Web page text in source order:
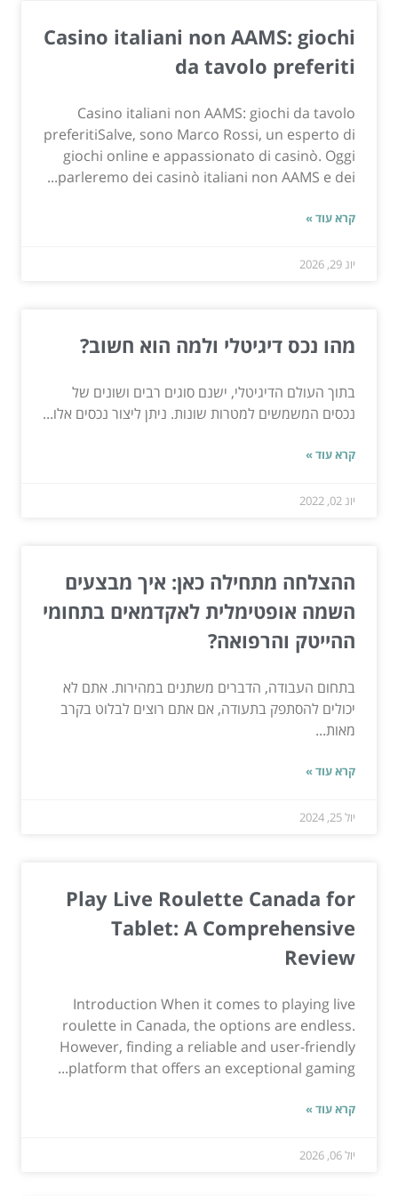
Casino italiani non AAMS: giochi
da tavolo preferiti
Casino italiani non AAMS: giochi da tavolo
preferitiSalve, sono Marco Rossi, un esperto di
giochi online e appassionato di casinò. Oggi
parleremo dei casinò italiani non AAMS e dei...
קרא עוד »
יונ 29, 2026
מהו נכס דיגיטלי ולמה הוא חשוב?
בתוך העולם הדיגיטלי, ישנם סוגים רבים ושונים של
נכסים המשמשים למטרות שונות. ניתן ליצור נכסים אלו...
קרא עוד »
יונ 02, 2022
ההצלחה מתחילה כאן: איך מבצעים
השמה אופטימלית לאקדמאים בתחומי
ההייטק והרפואה?
בתחום העבודה, הדברים משתנים במהירות. אתם לא
יכולים להסתפק בתעודה, אם אתם רוצים לבלוט בקרב
מאות...
קרא עוד »
יול 25, 2024
Play Live Roulette Canada for
Tablet: A Comprehensive
Review
Introduction When it comes to playing live
roulette in Canada, the options are endless.
However, finding a reliable and user-friendly
platform that offers an exceptional gaming...
קרא עוד »
יול 06, 2026